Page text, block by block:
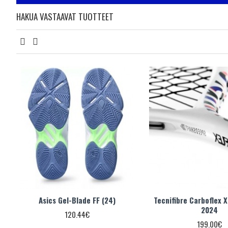
HAKUA VASTAAVAT TUOTTEET
Asics Gel-Blade FF (24)
120.44€
Tecnifibre Carboflex
2024
199.00€